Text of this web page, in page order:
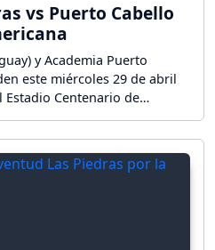
vs Puerto Cabello
y Academia Puerto
este miércoles 29 de abril
Estadio Centenario de
de la CONMEBOL
aquí la reacción en vivo del